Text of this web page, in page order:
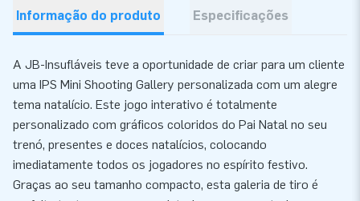
Informação do produto Especificações
A JB-Insufláveis teve a oportunidade de criar para um cliente
uma IPS Mini Shooting Gallery personalizada com um alegre
tema natalício. Este jogo interativo é totalmente
personalizado com gráficos coloridos do Pai Natal no seu
trenó, presentes e doces natalícios, colocando
imediatamente todos os jogadores no espírito festivo.
Graças ao seu tamanho compacto, esta galeria de tiro é